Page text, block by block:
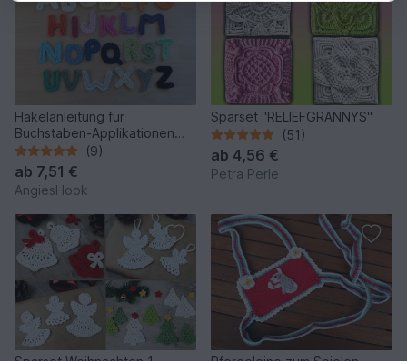
Häkelanleitung für
Buchstaben-Applikationen
von A-Z
(9)
ab 7,51 €
AngiesHook
Sparset "RELIEFGRANNYS"
(51)
ab 4,56 €
Petra Perle